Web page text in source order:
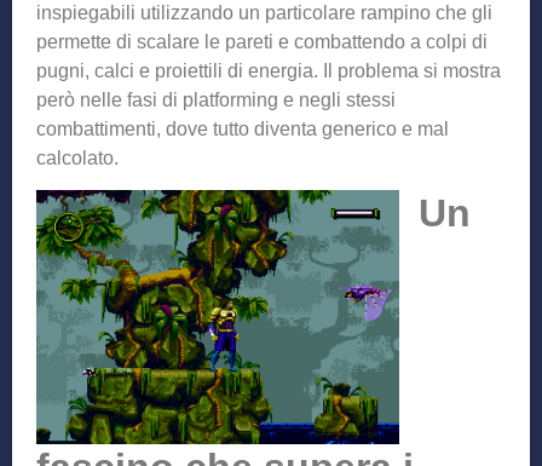
inspiegabili utilizzando un particolare rampino che gli
permette di scalare le pareti e combattendo a colpi di
pugni, calci e proiettili di energia. Il problema si mostra
però nelle fasi di platforming e negli stessi
combattimenti, dove tutto diventa generico e mal
calcolato.
Un